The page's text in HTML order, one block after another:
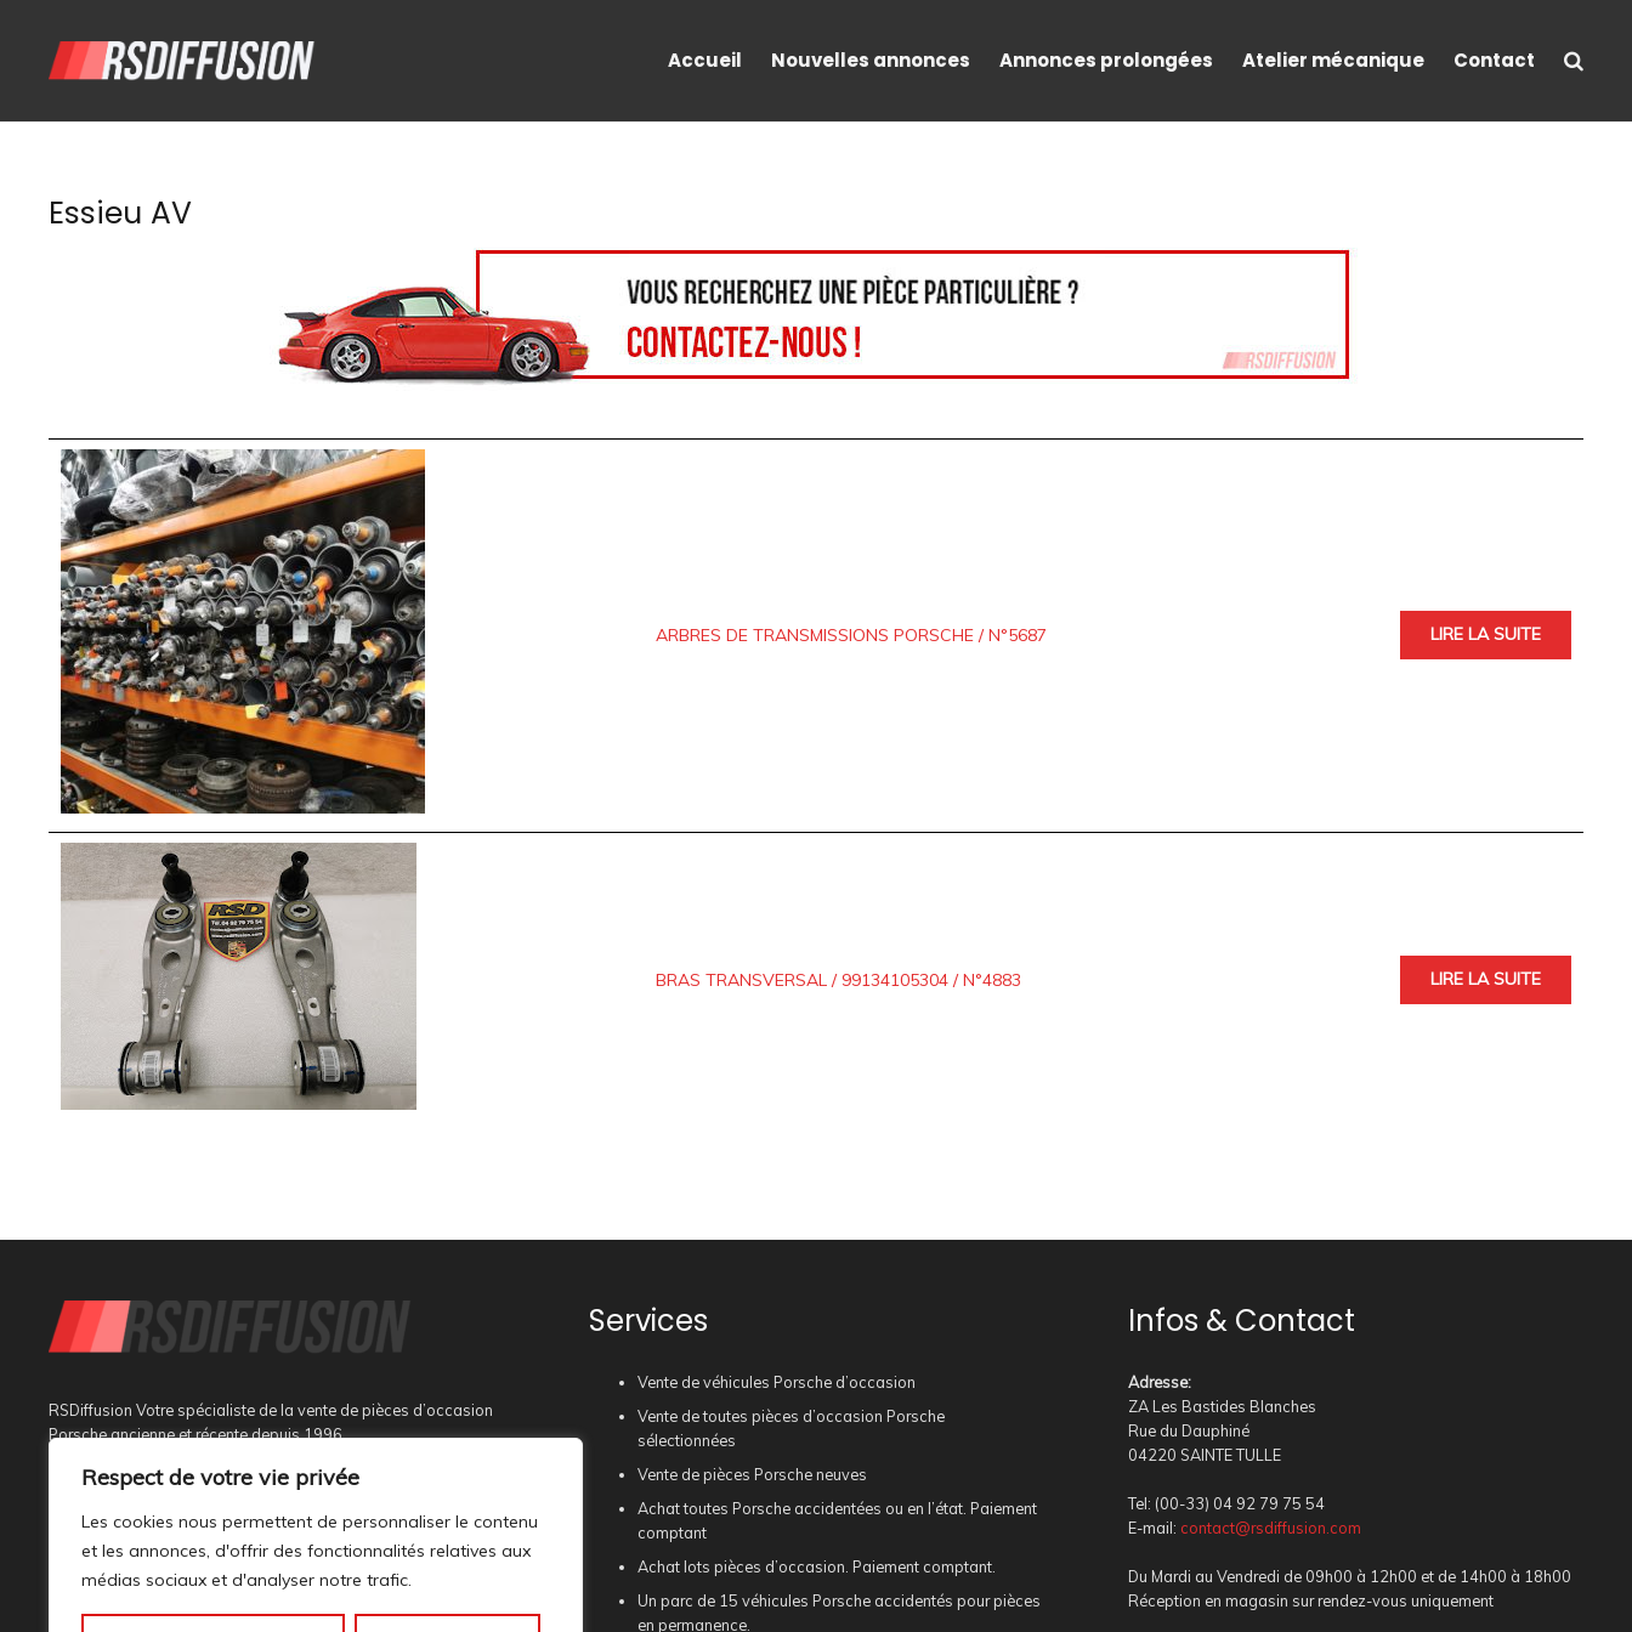
Respect de votre vie privée
Les cookies nous permettent de personnaliser le contenu
et les annonces, d'offrir des fonctionnalités relatives aux
médias sociaux et d'analyser notre trafic.
Accueil Nouvelles annonces Annonces prolongées Atelier mécanique Contact
Essieu AV
ARBRES DE TRANSMISSIONS PORSCHE / N°5687 LIRE LA SUITE
BRAS TRANSVERSAL / 99134105304 / N°4883 LIRE LA SUITE
RSDiffusion Votre spécialiste de la vente de pièces d’occasion
Porsche ancienne et récente depuis 1996
Implantée à Sainte Tulle dans le département des Alpes de
Provence, au sein d’un bâtiment tout neuf de 1000M², son
activité est dédiée à la marque PORSCHE.
Services
Vente de véhicules Porsche d’occasion
Vente de toutes pièces d’occasion Porsche
sélectionnées
Vente de pièces Porsche neuves
Achat toutes Porsche accidentées ou en l’état. Paiement
comptant
Achat lots pièces d’occasion. Paiement comptant.
Un parc de 15 véhicules Porsche accidentés pour pièces
en permanence.
Infos & Contact
Adresse:
ZA Les Bastides Blanches
Rue du Dauphiné
04220 SAINTE TULLE
Tel: (00-33) 04 92 79 75 54
E-mail: contact@rsdiffusion.com
Du Mardi au Vendredi de 09h00 à 12h00 et de 14h00 à 18h00
Réception en magasin sur rendez-vous uniquement